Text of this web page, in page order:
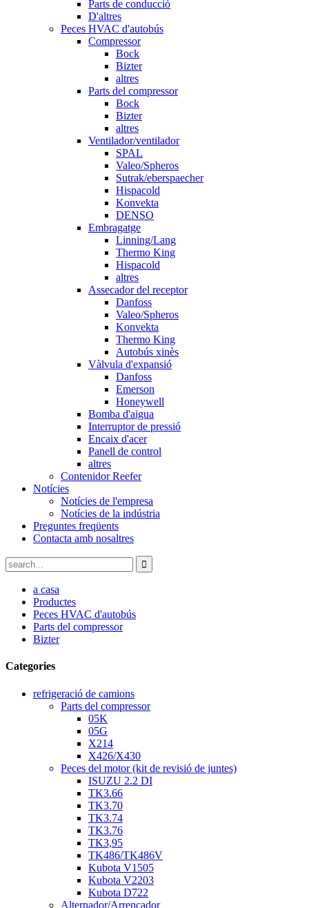
Parts de conducció
D'altres
Peces HVAC d'autobús
Compressor
Bock
Bizter
altres
Parts del compressor
Bock
Bizter
altres
Ventilador/ventilador
SPAL
Valeo/Spheros
Sutrak/eberspaecher
Hispacold
Konvekta
DENSO
Embragatge
Linning/Lang
Thermo King
Hispacold
altres
Assecador del receptor
Danfoss
Valeo/Spheros
Konvekta
Thermo King
Autobús xinès
Vàlvula d'expansió
Danfoss
Emerson
Honeywell
Bomba d'aigua
Interruptor de pressió
Encaix d'acer
Panell de control
altres
Contenidor Reefer
Notícies
Notícies de l'empresa
Notícies de la indústria
Preguntes freqüents
Contacta amb nosaltres
a casa
Productes
Peces HVAC d'autobús
Parts del compressor
Bizter
Categories
refrigeració de camions
Parts del compressor
05K
05G
X214
X426/X430
Peces del motor (kit de revisió de juntes)
ISUZU 2.2 DI
TK3.66
TK3.70
TK3.74
TK3.76
TK3,95
TK486/TK486V
Kubota V1505
Kubota V2203
Kubota D722
Alternador/Arrencador